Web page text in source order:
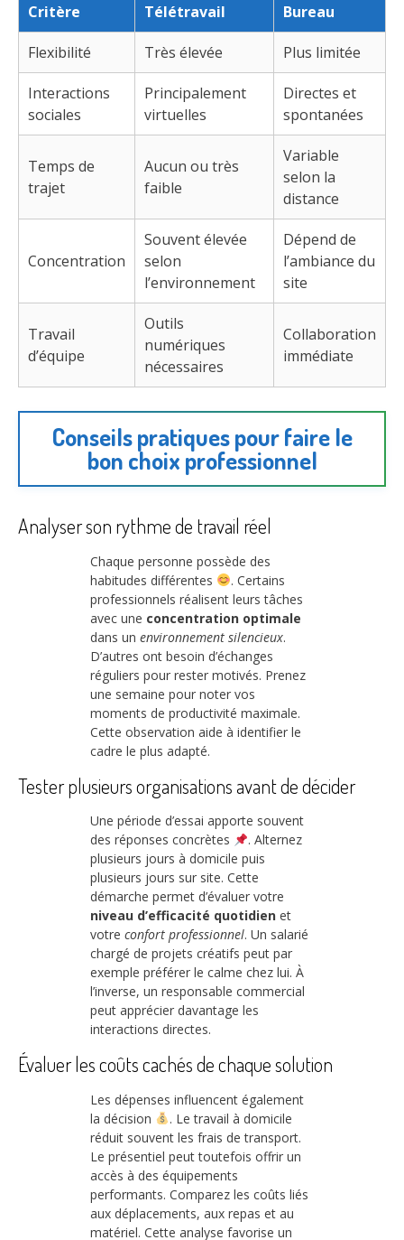
Critère Télétravail Bureau
Flexibilité Très élevée Plus limitée
Interactions
sociales
Principalement
virtuelles
Directes et
spontanées
Temps de
trajet
Aucun ou très
faible
Variable
selon la
distance
Concentration
Souvent élevée
selon
l’environnement
Dépend de
l’ambiance du
site
Travail
d’équipe
Outils
numériques
nécessaires
Collaboration
immédiate
Conseils pratiques pour faire le
bon choix professionnel
Analyser son rythme de travail réel
Chaque personne possède des
habitudes différentes
. Certains
professionnels réalisent leurs tâches
avec une concentration optimale
dans un environnement silencieux.
D’autres ont besoin d’échanges
réguliers pour rester motivés. Prenez
une semaine pour noter vos
moments de productivité maximale.
Cette observation aide à identifier le
cadre le plus adapté.
Tester plusieurs organisations avant de décider
Une période d’essai apporte souvent
des réponses concrètes
. Alternez
plusieurs jours à domicile puis
plusieurs jours sur site. Cette
démarche permet d’évaluer votre
niveau d’efficacité quotidien et
votre confort professionnel. Un salarié
chargé de projets créatifs peut par
exemple préférer le calme chez lui. À
l’inverse, un responsable commercial
peut apprécier davantage les
interactions directes.
Évaluer les coûts cachés de chaque solution
Les dépenses influencent également
la décision
. Le travail à domicile
réduit souvent les frais de transport.
Le présentiel peut toutefois offrir un
accès à des équipements
performants. Comparez les coûts liés
aux déplacements, aux repas et au
matériel. Cette analyse favorise un